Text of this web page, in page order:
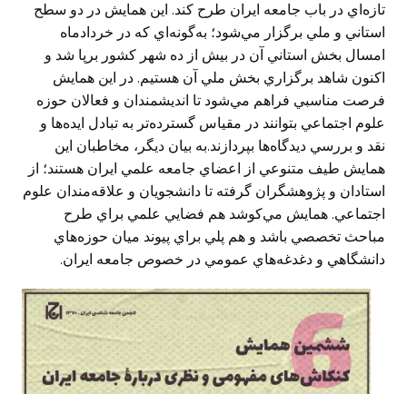
تازه‌اي در باب جامعه ايران طرح كند. اين همايش در دو سطح
استاني و ملي برگزار مي‌شود؛ به‌گونه‌اي كه در خردادماه
امسال بخش استاني آن در بيش از ده شهر كشور برپا شد و
اكنون شاهد برگزاري بخش ملي آن هستيم. در اين همايش
فرصت مناسبي فراهم مي‌شود تا انديشمندان و فعالان حوزه
علوم اجتماعي بتوانند در مقياس گسترده‌تر به تبادل ايده‌ها و
نقد و بررسي ديدگاه‌ها بپردازند.به بيان ديگر، مخاطبان اين
همايش طيف متنوعي از اعضاي جامعه علمي ايران هستند؛ از
استادان و پژوهشگران گرفته تا دانشجويان و علاقه‌مندان علوم
اجتماعي. همايش مي‌كوشد هم فضايي علمي براي طرح
مباحث تخصصي باشد و هم پلي براي پيوند ميان حوزه‌هاي
دانشگاهي و دغدغه‌هاي عمومي در خصوص جامعه ايران.